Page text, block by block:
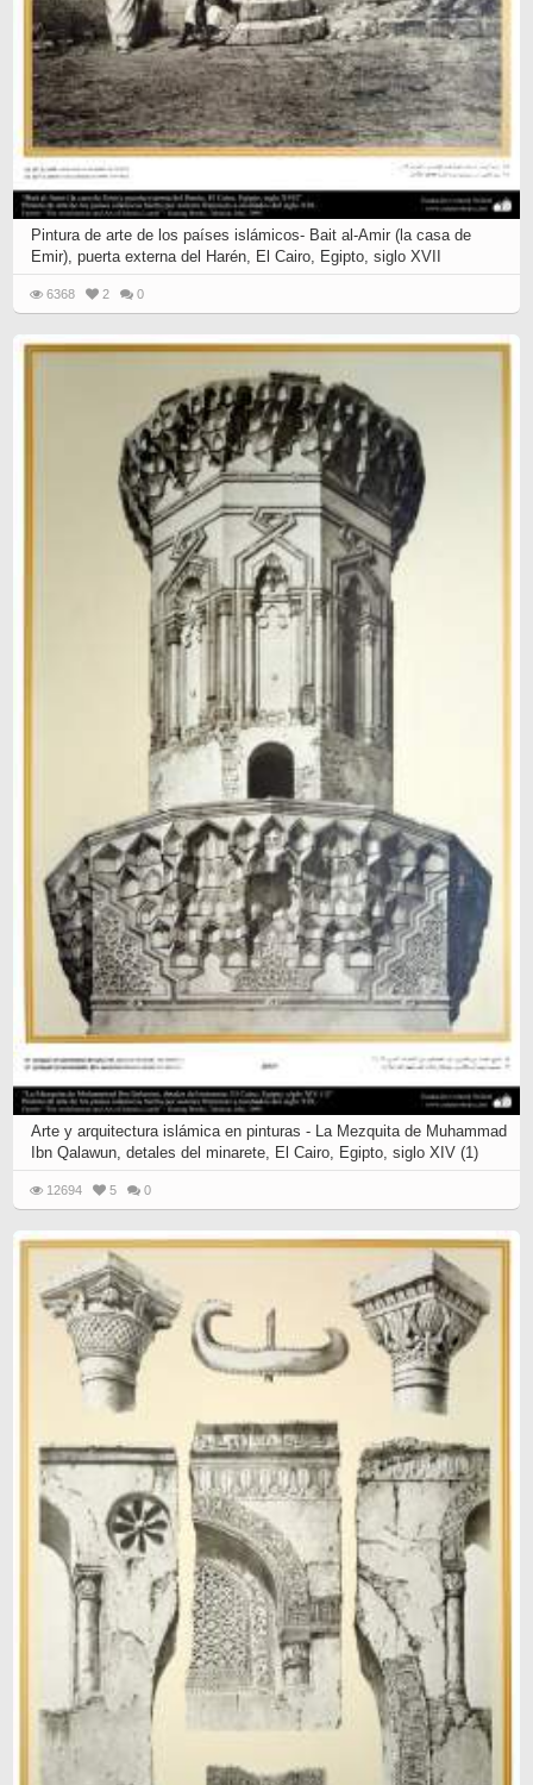
Pintura de arte de los países islámicos- Bait al-Amir (la casa de
Emir), puerta externa del Harén, El Cairo, Egipto, siglo XVII
6368 2 0
Arte y arquitectura islámica en pinturas - La Mezquita de Muhammad
Ibn Qalawun, detales del minarete, El Cairo, Egipto, siglo XIV (1)
12694 5 0